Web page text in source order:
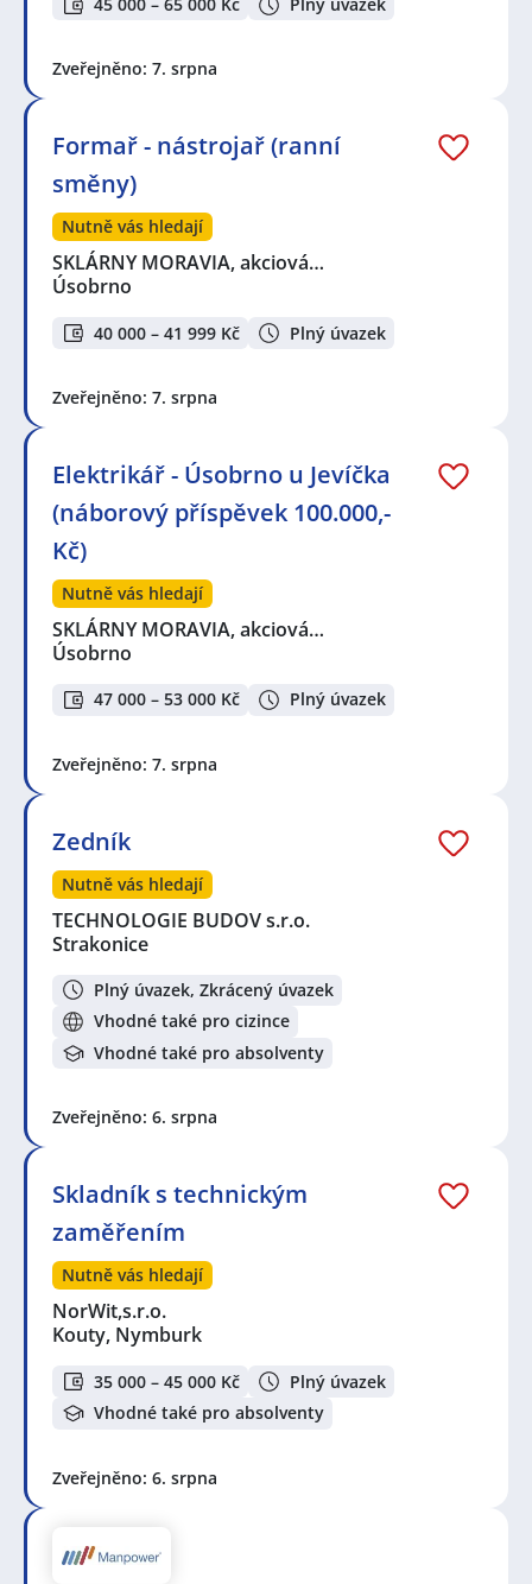
Zveřejněno: 7. srpna
Formař - nástrojař (ranní
směny)
Nutně vás hledají
SKLÁRNY MORAVIA, akciová…
Úsobrno
40 000 – 41 999 Kč Plný úvazek
Zveřejněno: 7. srpna
Elektrikář - Úsobrno u Jevíčka
(náborový příspěvek 100.000,-
Kč)
Nutně vás hledají
SKLÁRNY MORAVIA, akciová…
Úsobrno
47 000 – 53 000 Kč Plný úvazek
Zveřejněno: 7. srpna
Zedník
Nutně vás hledají
TECHNOLOGIE BUDOV s.r.o.
Strakonice
Plný úvazek, Zkrácený úvazek
Vhodné také pro cizince
Vhodné také pro absolventy
Zveřejněno: 6. srpna
Skladník s technickým
zaměřením
Nutně vás hledají
NorWit,s.r.o.
Kouty, Nymburk
35 000 – 45 000 Kč
Plný úvazek
Vhodné také pro absolventy
Zveřejněno: 6. srpna